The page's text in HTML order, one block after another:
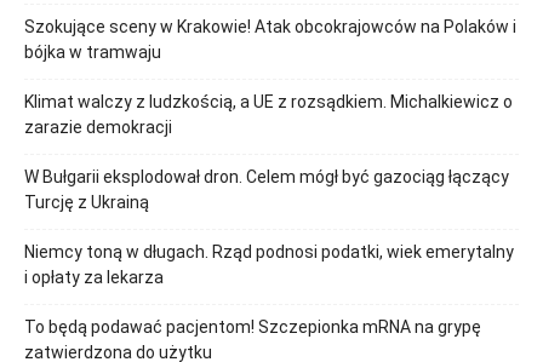
Szokujące sceny w Krakowie! Atak obcokrajowców na Polaków i
bójka w tramwaju
Klimat walczy z ludzkością, a UE z rozsądkiem. Michalkiewicz o
zarazie demokracji
W Bułgarii eksplodował dron. Celem mógł być gazociąg łączący
Turcję z Ukrainą
Niemcy toną w długach. Rząd podnosi podatki, wiek emerytalny
i opłaty za lekarza
To będą podawać pacjentom! Szczepionka mRNA na grypę
zatwierdzona do użytku